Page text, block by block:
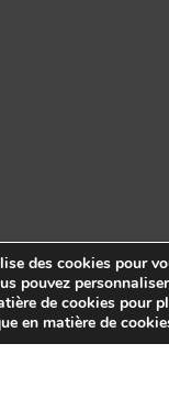
Sidekick
des cookies pour
pouvez
de cookies pour
en matière de